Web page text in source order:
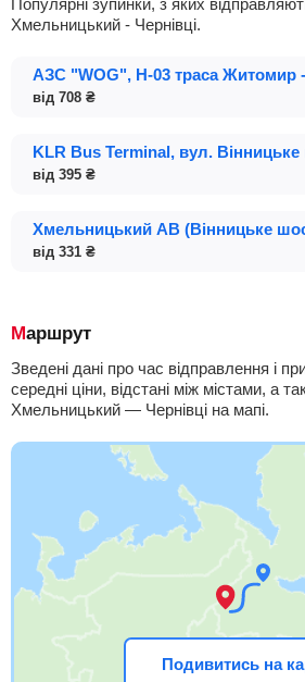
Хмельницький - Чернівці.
від 708 ₴
від 331 ₴
від 395 ₴
Маршрут
Зведені дані про час відправлення і
середні ціни, відстані між містами, а
Хмельницький — Чернівці на мапі.
Подивитись на